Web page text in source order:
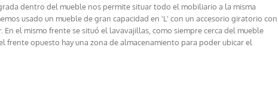
dentro del mueble nos permite situar todo el mobiliario a la misma
usado un mueble de gran capacidad en 'L' con un accesorio giratorio con
el mismo frente se situó el lavavajillas, como siempre cerca del mueble
frente opuesto hay una zona de almacenamiento para poder ubicar el